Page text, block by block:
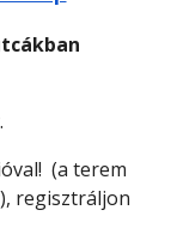
(a terem
regisztráljon